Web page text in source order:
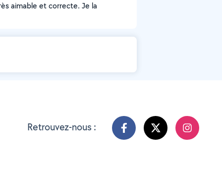
aimable et correcte. Je la
Retrouvez-nous :